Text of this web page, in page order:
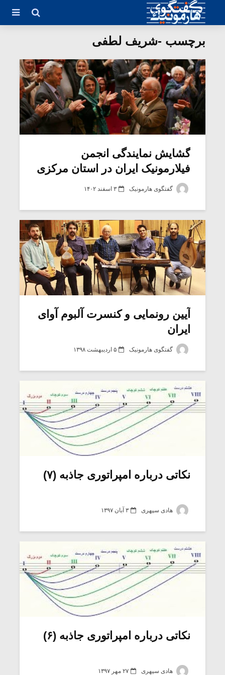
برچسب -شریف لطفی
گشایش نمایندگی انجمن
فیلارمونیک ایران در استان مرکزی
گفتگوی هارمونیک ۳ اسفند ۱۴۰۲
آیین رونمایی و کنسرت آلبوم آوای
ایران
گفتگوی هارمونیک ۵ اردیبهشت ۱۳۹۸
نکاتی درباره امپراتوری جاذبه (۷)
هادی سپهری ۳ آبان ۱۳۹۷
نکاتی درباره امپراتوری جاذبه (۶)
هادی سپهری ۲۷ مهر ۱۳۹۷
میکلوش روژا